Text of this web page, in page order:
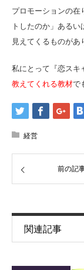
プロモーションの在
トしたのか」ある
見えてくるものがあ
私にとって『恋スキ
教えてくれる教材で
経営
前の記
関連記事